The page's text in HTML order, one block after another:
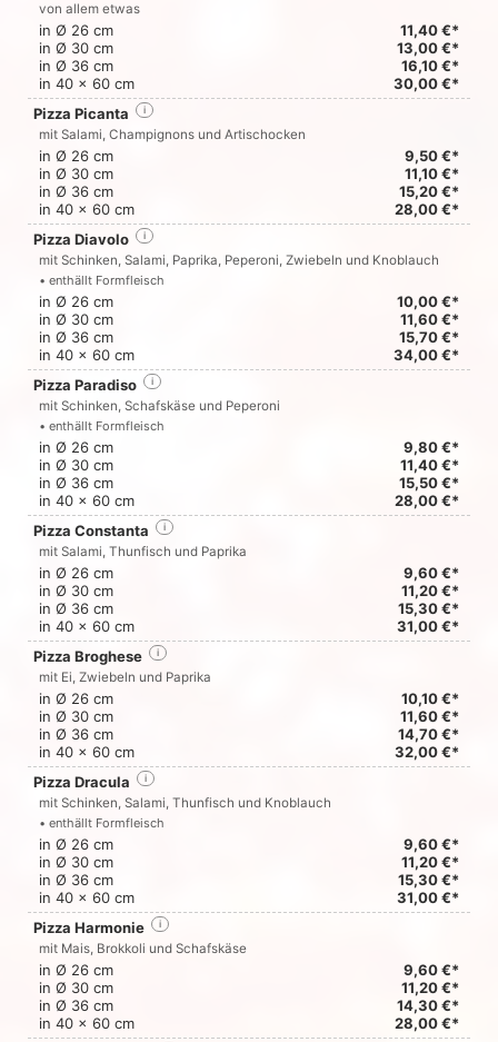
von allem etwas
in Ø 26 cm
11,40 €*
in Ø 30 cm
13,00 €*
in Ø 36 cm
16,10 €*
in 40 x 60 cm
30,00 €*
Pizza Picanta
i
mit Salami, Champignons und Artischocken
in Ø 26 cm
9,50 €*
in Ø 30 cm
11,10 €*
in Ø 36 cm
15,20 €*
in 40 x 60 cm
28,00 €*
Pizza Diavolo
i
mit Schinken, Salami, Paprika, Peperoni, Zwiebeln und Knoblauch
• enthällt Formfleisch
in Ø 26 cm
10,00 €*
in Ø 30 cm
11,60 €*
in Ø 36 cm
15,70 €*
in 40 x 60 cm
34,00 €*
Pizza Paradiso
i
mit Schinken, Schafskäse und Peperoni
• enthällt Formfleisch
in Ø 26 cm
9,80 €*
in Ø 30 cm
11,40 €*
in Ø 36 cm
15,50 €*
in 40 x 60 cm
28,00 €*
Pizza Constanta
i
mit Salami, Thunfisch und Paprika
in Ø 26 cm
9,60 €*
in Ø 30 cm
11,20 €*
in Ø 36 cm
15,30 €*
in 40 x 60 cm
31,00 €*
Pizza Broghese
i
mit Ei, Zwiebeln und Paprika
in Ø 26 cm
10,10 €*
in Ø 30 cm
11,60 €*
in Ø 36 cm
14,70 €*
in 40 x 60 cm
32,00 €*
Pizza Dracula
i
mit Schinken, Salami, Thunfisch und Knoblauch
• enthällt Formfleisch
in Ø 26 cm
9,60 €*
in Ø 30 cm
11,20 €*
in Ø 36 cm
15,30 €*
in 40 x 60 cm
31,00 €*
Pizza Harmonie
i
mit Mais, Brokkoli und Schafskäse
in Ø 26 cm
9,60 €*
in Ø 30 cm
11,20 €*
in Ø 36 cm
14,30 €*
in 40 x 60 cm
28,00 €*